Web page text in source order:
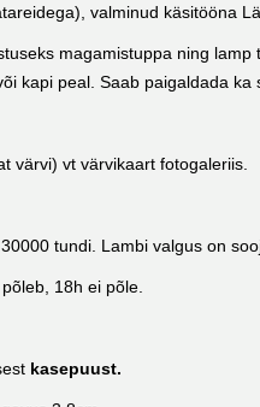
valminud käsitööna
magamistuppa ning
kapi peal. Saab paigaldada
värvi) vt värvikaart fotogaleriis.
tundi. Lambi valgus on
18h ei põle.
kasepuust.